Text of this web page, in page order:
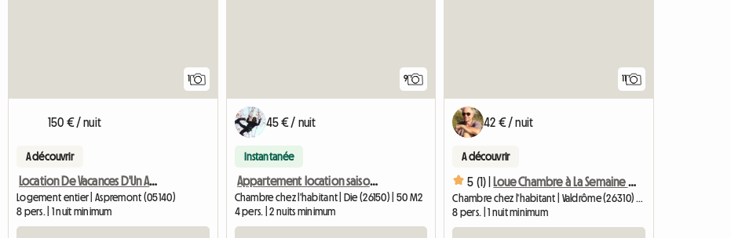
150 € / nuit
A découvrir
Location De Vacances D'Un Appartement - La Bastide D'Aspremo
Logement entier | Aspremont (05140)
8 pers. | 1 nuit minimum
9
45 € / nuit
Instantanée
Appartement location saisonnière
Chambre chez l'habitant | Die (26150) | 50 M2
4 pers. | 2 nuits minimum
42 € / nuit
A découvrir
5 (1) | Loue Chambre à La Semaine Ou Au Mois Dans Endroit Très Calme
Chambre chez l'habitant | Valdrôme (26310) | 15 M2
8 pers. | 1 nuit minimum